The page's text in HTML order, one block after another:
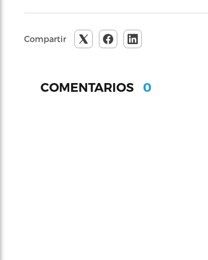
Compartir
COMENTARIOS 0